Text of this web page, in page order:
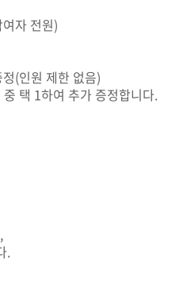
자 전원)
(인원 제한 없음)
택 1하여 추가 증정합니다.
.